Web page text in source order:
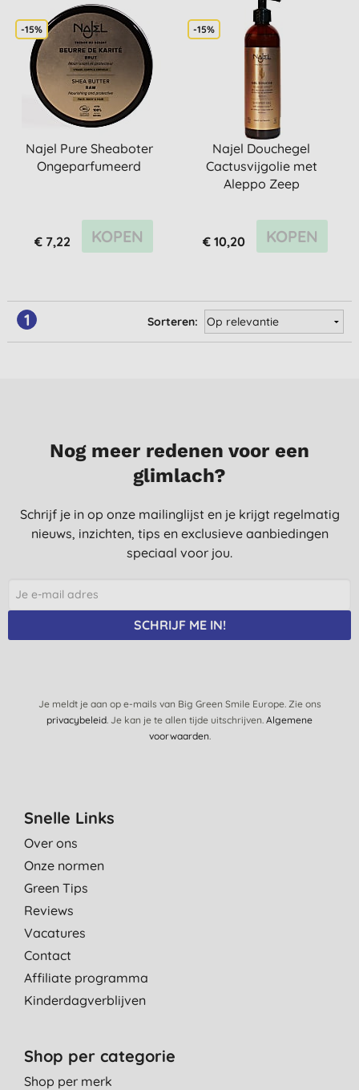
-15%
Najel Pure Sheaboter
Ongeparfumeerd
€ 7,22 KOPEN
-15%
Najel Douchegel
Cactusvijgolie met
Aleppo Zeep
€ 10,20 KOPEN
1 Sorteren:
Nog meer redenen voor een
glimlach?
Schrijf je in op onze mailinglijst en je krijgt regelmatig
nieuws, inzichten, tips en exclusieve aanbiedingen
speciaal voor jou.
SCHRIJF ME IN!
Je meldt je aan op e-mails van Big Green Smile Europe. Zie ons
privacybeleid. Je kan je te allen tijde uitschrijven. Algemene
voorwaarden.
Snelle Links
Over ons
Onze normen
Green Tips
Reviews
Vacatures
Contact
Affiliate programma
Kinderdagverblijven
Shop per categorie
Shop per merk